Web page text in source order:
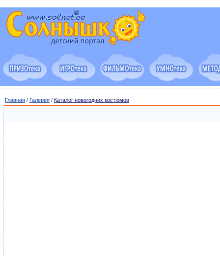
Главная / Галерея / Каталог новогодних костюмов